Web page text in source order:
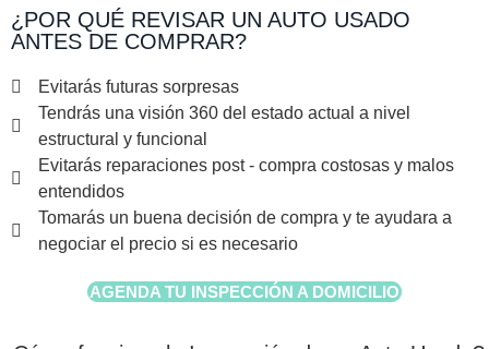
¿POR QUÉ REVISAR UN AUTO USADO
ANTES DE COMPRAR?
Evitarás futuras sorpresas
Tendrás una visión 360 del estado actual a nivel
estructural y funcional
Evitarás reparaciones post - compra costosas y malos
entendidos
Tomarás un buena decisión de compra y te ayudara a
negociar el precio si es necesario
AGENDA TU INSPECCIÓN A DOMICILIO